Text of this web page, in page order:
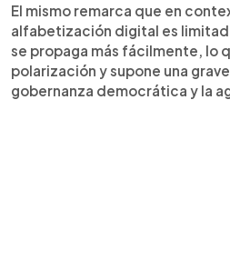
El mismo remarca que en
alfabetización digital es
se propaga más fácilmente, lo
polarización y supone una
gobernanza democrática y la